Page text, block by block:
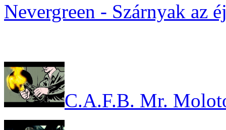
Nevergreen - Szárnyak az
C.A.F.B. Mr.